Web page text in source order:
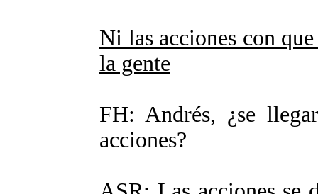
Ni las acciones con
la gente
FH: Andrés, ¿se
acciones?